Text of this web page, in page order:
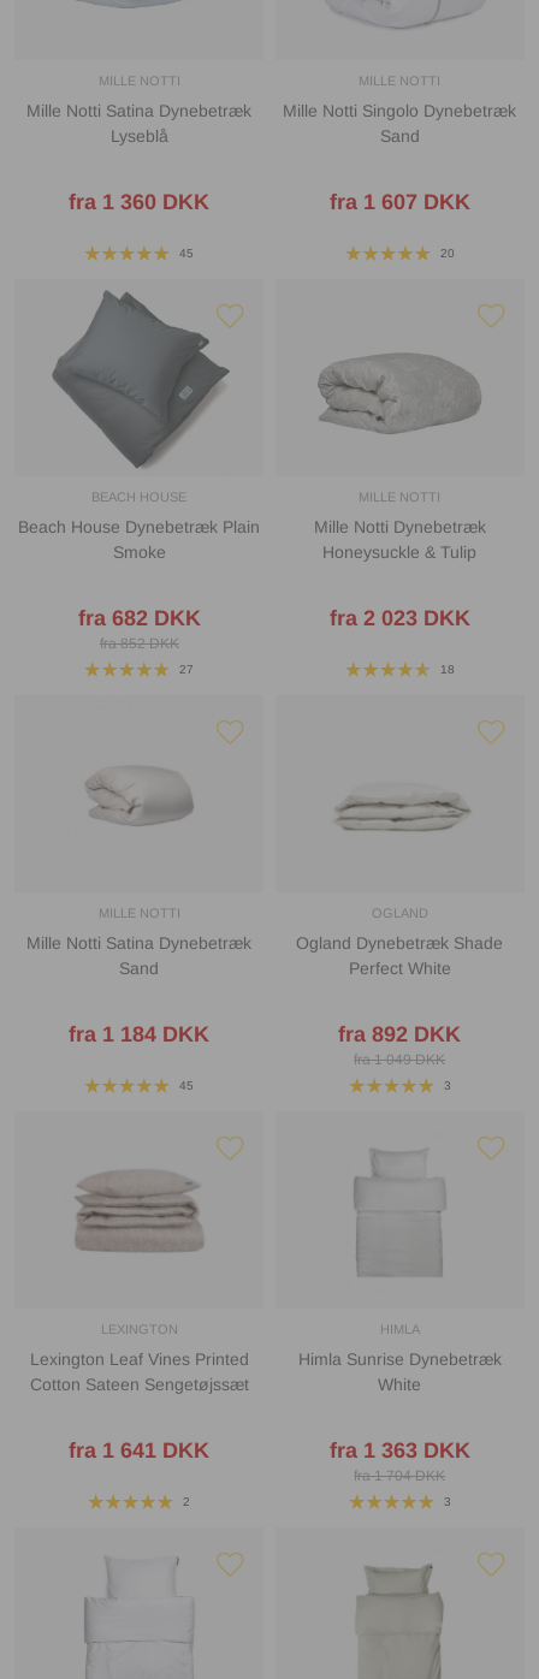
MILLE NOTTI
Mille Notti Satina Dynebetræk
Lyseblå
fra 1 360 DKK
45
MILLE NOTTI
Mille Notti Singolo Dynebetræk
Sand
fra 1 607 DKK
20
BEACH HOUSE
Beach House Dynebetræk Plain
Smoke
fra 682 DKK
fra 852 DKK
27
MILLE NOTTI
Mille Notti Dynebetræk
Honeysuckle & Tulip
fra 2 023 DKK
18
MILLE NOTTI
Mille Notti Satina Dynebetræk
Sand
fra 1 184 DKK
45
OGLAND
Ogland Dynebetræk Shade
Perfect White
fra 892 DKK
fra 1 049 DKK
3
LEXINGTON
Lexington Leaf Vines Printed
Cotton Sateen Sengetøjssæt
fra 1 641 DKK
2
HIMLA
Himla Sunrise Dynebetræk
White
fra 1 363 DKK
fra 1 704 DKK
3